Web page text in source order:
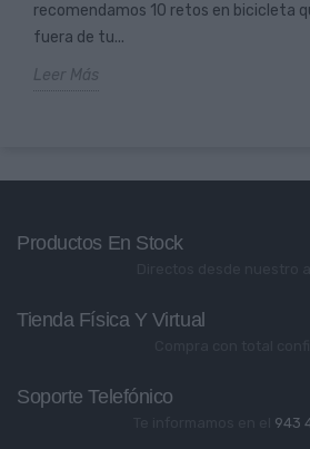
recomendamos 10 retos en bicicleta
fuera de tu...
Leer Más
Productos En Stock
Tienda Física Y Virtual
Soporte Telefónico
943